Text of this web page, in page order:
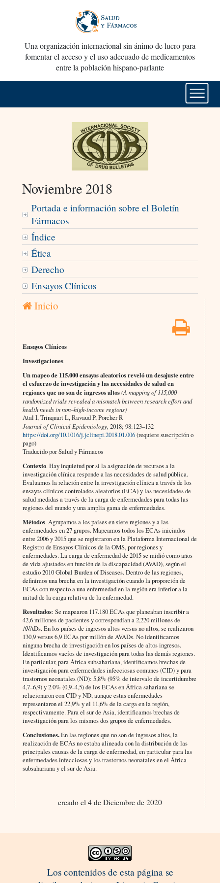
Una organización internacional sin ánimo de lucro para
fomentar el acceso y el uso adecuado de medicamentos
entre la población hispano-parlante
Noviembre 2018
Portada e información sobre el Boletín
Fármacos
Índice
Ética
Derecho
Ensayos Clínicos
Inicio
Ensayos Clínicos
Investigaciones
Un mapeo de 115.000 ensayos aleatorios reveló un desajuste entre
el esfuerzo de investigación y las necesidades de salud en
regiones que no son de ingresos altos(A mapping of 115,000
randomized trials revealed a mismatch between research effort and
health needs in non–high-income regions)
Atal I, Trinquart L, Ravaud P, Porcher R
Journal of Clinical Epidemiology, 2018; 98:123–132
https://doi.org/10.1016/j.jclinepi.2018.01.006(requiere suscripción o
pago)
Traducido por Salud y Fármacos
Contexto. Hay inquietud por si la asignación de recursos a la
investigación clínica responde a las necesidades de salud pública.
Evaluamos la relación entre la investigación clínica a través de los
ensayos clínicos controlados aleatorios (ECA) y las necesidades de
salud medidas a través de la carga de enfermedades para todas las
regiones del mundo y una amplia gama de enfermedades.
Métodos. Agrupamos a los países en siete regiones y a las
enfermedades en 27 grupos. Mapeamos todos los ECAs iniciados
entre 2006 y 2015 que se registraron en la Plataforma Internacional de
Registro de Ensayos Clínicos de la OMS, por regiones y
enfermedades. La carga de enfermedad de 2015 se midió como años
de vida ajustados en función de la discapacidad (AVAD), según el
estudio 2010 Global Burden of Diseases. Dentro de las regiones,
definimos una brecha en la investigación cuando la proporción de
ECAs con respecto a una enfermedad en la región era inferior a la
mitad de la carga relativa de la enfermedad.
Resultados: Se mapearon 117.180 ECAs que planeaban inscribir a
42,6 millones de pacientes y correspondían a 2,220 millones de
AVADs. En los países de ingresos altos versus no altos, se realizaron
130,9 versus 6,9 ECAs por millón de AVADs. No identificamos
ninguna brecha de investigación en los países de altos ingresos.
Identificamos vacíos de investigación para todas las demás regiones.
En particular, para África subsahariana, identificamos brechas de
investigación para enfermedades infecciosas comunes (CID) y para
trastornos neonatales (ND): 5,8% (95% de intervalo de incertidumbre
4,7–6,9) y 2.0% (0,9–4,5) de los ECAs en África sahariana se
relacionaron con CID y ND, aunque estas enfermedades
representaron el 22,9% y el 11,6% de la carga en la región,
respectivamente. Para el sur de Asia, identificamos brechas de
investigación para los mismos dos grupos de enfermedades.
Conclusiones.En las regiones que no son de ingresos altos, la
realización de ECAs no estaba alineada con la distribución de las
principales causas de la carga de enfermedad, en particular para las
enfermedades infecciosas y los trastornos neonatales en el África
subsahariana y el sur de Asia.
creado el 4 de Diciembre de 2020
Los contenidos de esta página se